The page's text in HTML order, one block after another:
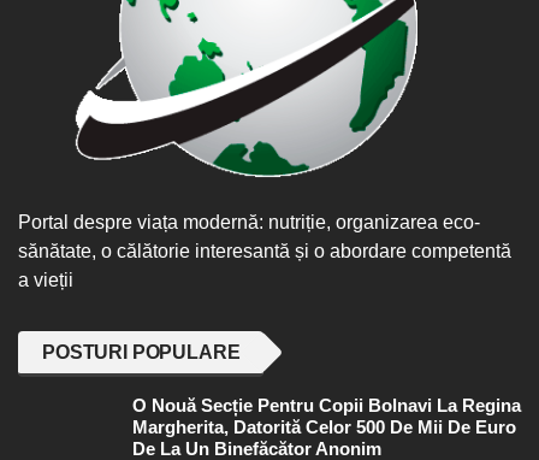
Portal despre viața modernă: nutriție, organizarea eco-
sănătate, o călătorie interesantă și o abordare competentă
a vieții
POSTURI POPULARE
O Nouă Secție Pentru Copii Bolnavi La Regina
Margherita, Datorită Celor 500 De Mii De Euro
De La Un Binefăcător Anonim